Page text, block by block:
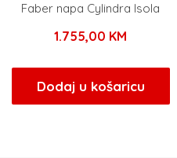
Faber napa Cylindra Isola
1.755,00 KM
Dodaj u košaricu